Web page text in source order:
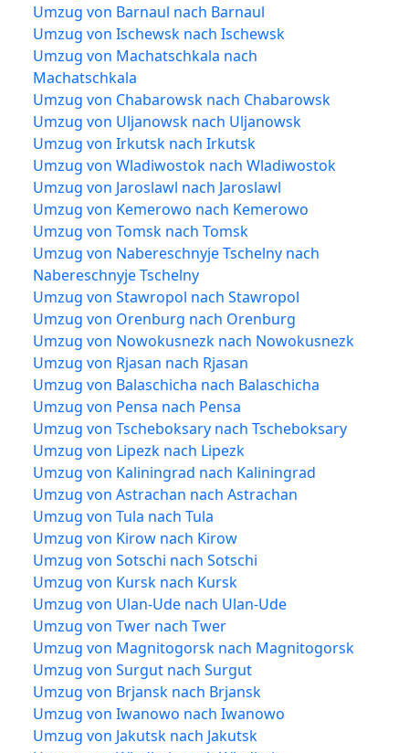
Umzug von Barnaul nach Barnaul
Umzug von Ischewsk nach Ischewsk
Umzug von Machatschkala nach
Machatschkala
Umzug von Chabarowsk nach Chabarowsk
Umzug von Uljanowsk nach Uljanowsk
Umzug von Irkutsk nach Irkutsk
Umzug von Wladiwostok nach Wladiwostok
Umzug von Jaroslawl nach Jaroslawl
Umzug von Kemerowo nach Kemerowo
Umzug von Tomsk nach Tomsk
Umzug von Nabereschnyje Tschelny nach
Nabereschnyje Tschelny
Umzug von Stawropol nach Stawropol
Umzug von Orenburg nach Orenburg
Umzug von Nowokusnezk nach Nowokusnezk
Umzug von Rjasan nach Rjasan
Umzug von Balaschicha nach Balaschicha
Umzug von Pensa nach Pensa
Umzug von Tscheboksary nach Tscheboksary
Umzug von Lipezk nach Lipezk
Umzug von Kaliningrad nach Kaliningrad
Umzug von Astrachan nach Astrachan
Umzug von Tula nach Tula
Umzug von Kirow nach Kirow
Umzug von Sotschi nach Sotschi
Umzug von Kursk nach Kursk
Umzug von Ulan-Ude nach Ulan-Ude
Umzug von Twer nach Twer
Umzug von Magnitogorsk nach Magnitogorsk
Umzug von Surgut nach Surgut
Umzug von Brjansk nach Brjansk
Umzug von Iwanowo nach Iwanowo
Umzug von Jakutsk nach Jakutsk